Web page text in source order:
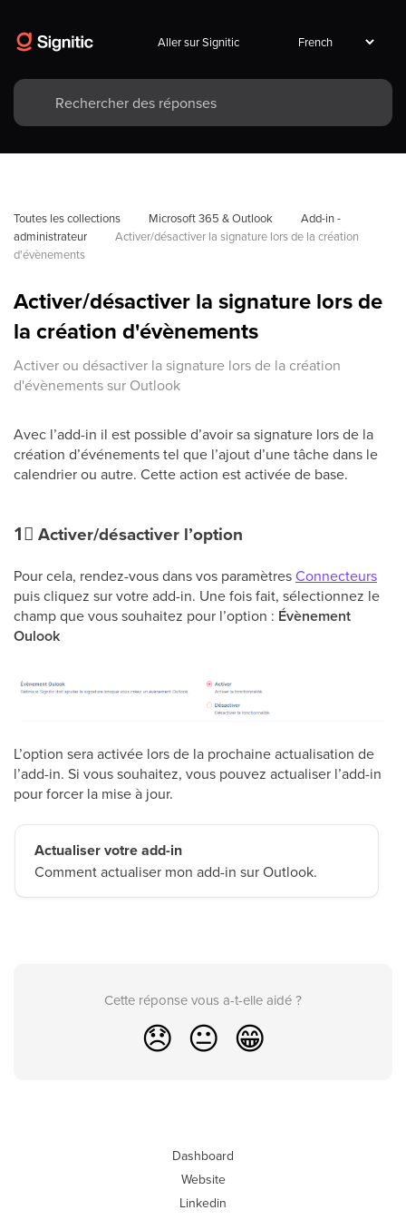
Aller sur Signitic
Toutes les collections Microsoft 365 & Outlook
Add-in -
administrateur
Activer/désactiver la signature lors de la création
d'évènements
Activer/désactiver la signature lors de
la création d'évènements
Activer ou désactiver la signature lors de la création
d'évènements sur Outlook
Avec l’add-in il est possible d’avoir sa signature lors de la
création d’événements tel que l’ajout d’une tâche dans le
calendrier ou autre. Cette action est activée de base.
1⃣ Activer/désactiver l’option
Pour cela, rendez-vous dans vos paramètresConnecteurs
puis cliquez sur votre add-in. Une fois fait, sélectionnez le
champ que vous souhaitez pour l’option : Évènement
Oulook
L’option sera activée lors de la prochaine actualisation de
l’add-in. Si vous souhaitez, vous pouvez actualiser l’add-in
pour forcer la mise à jour.
Actualiser votre add-in
Comment actualiser mon add-in sur Outlook.
Cette réponse vous a-t-elle aidé ?
😞 😐 😁
Dashboard
Website
Linkedin